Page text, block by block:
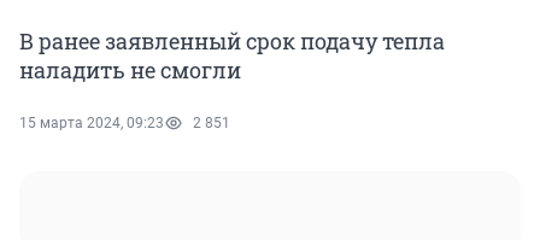
В ранее заявленный срок подачу тепла
наладить не смогли
15 марта 2024, 09:23 2 851